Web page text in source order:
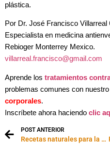
plástica.
Por Dr. José Francisco Villarreal
Especialista en medicina
Rebioger Monterrey Mexico.
villarreal.francisco@gmail.com
Aprende los tratamientos
problemas comunes con nuestro
corporales.
Inscríbete ahora haciendo clic
POST ANTERIOR
Recetas naturales para la caída del cabello